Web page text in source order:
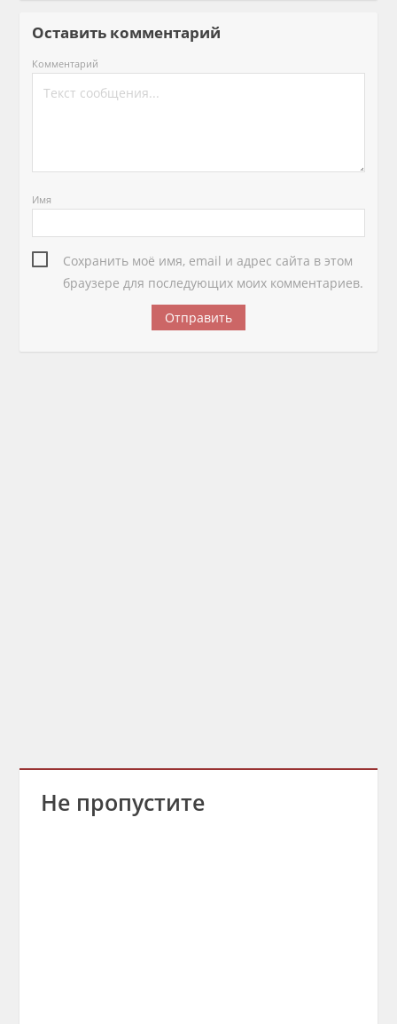
Оставить комментарий
Комментарий
Имя
Сохранить моё имя, email и адрес сайта в этом
браузере для последующих моих комментариев.
Не пропустите